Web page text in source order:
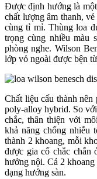
Được định hướng là một
chất lượng âm thanh,
cùng tỉ mỉ. Thùng loa
trọng cùng nhiều màu
phòng nghe. Wilson
lớp vỏ ngoài được bện
Chất liệu cấu thành
poly-alloy hybrid. So
chắc, thân thiện với
khả năng chống nhiễu
thành 2 khoang, mỗi
được gia cố chắc chắn
hưởng nội. Cả 2
dạng hướng sàn.